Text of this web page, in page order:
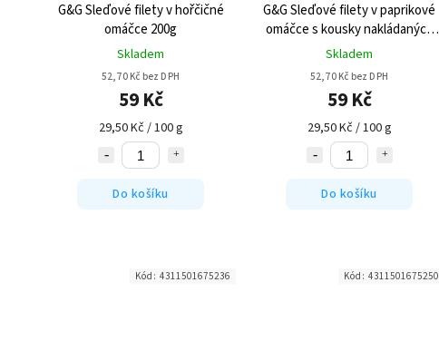
G&G Sleďové filety v hořčičné
omáčce 200g
Skladem
52,70 Kč bez DPH
59 Kč
29,50 Kč / 100 g
Do košíku
G&G Sleďové filety v paprikové
omáčce s kousky nakládaných
paprik 200g
Skladem
52,70 Kč bez DPH
59 Kč
29,50 Kč / 100 g
Do košíku
Kód: 4311501675236 Kód: 4311501675250